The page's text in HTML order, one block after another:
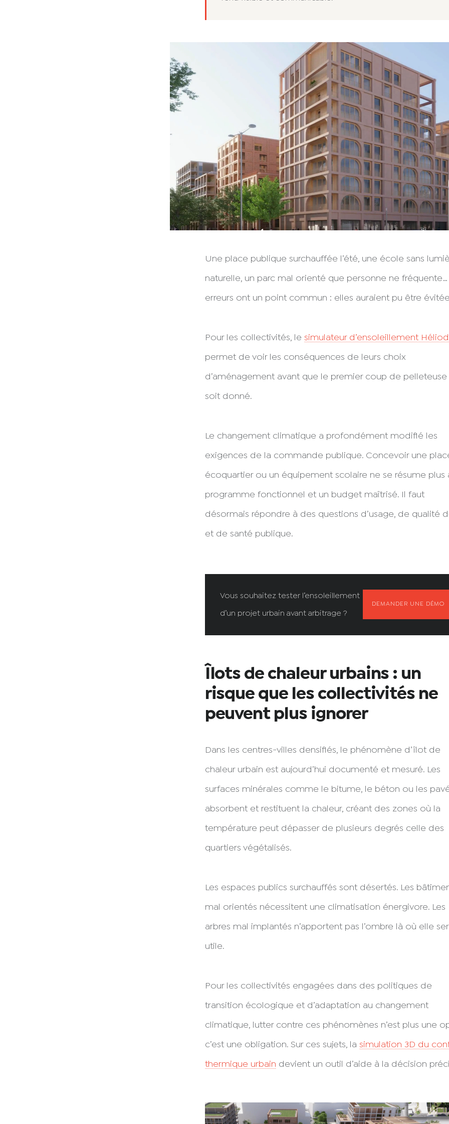
Une place publique surchauffée l’été, une école sans
naturelle, un parc mal orienté que personne ne fréquente…
erreurs ont un point commun : elles auraient pu être
Pour les collectivités, le simulateur d’ensoleillement
permet de voir les conséquences de leurs choix
d’aménagement avant que le premier coup de pelleteuse
soit donné.
Le changement climatique a profondément modifié les
exigences de la commande publique. Concevoir une
écoquartier ou un équipement scolaire ne se résume plus
programme fonctionnel et un budget maîtrisé. Il faut
désormais répondre à des questions d’usage, de qualité
et de santé publique.
Vous souhaitez tester l’ensoleillement
d’un projet urbain avant arbitrage ?
DEMANDER UNE DÉMO
Îlots de chaleur urbains : un
risque que les collectivités ne
peuvent plus ignorer
Dans les centres-villes densifiés, le phénomène d’îlot de
chaleur urbain est aujourd’hui documenté et mesuré. Les
surfaces minérales comme le bitume, le béton ou les
absorbent et restituent la chaleur, créant des zones où la
température peut dépasser de plusieurs degrés celle des
quartiers végétalisés.
Les espaces publics surchauffés sont désertés. Les
mal orientés nécessitent une climatisation énergivore. Les
arbres mal implantés n’apportent pas l’ombre là où elle
utile.
Pour les collectivités engagées dans des politiques de
transition écologique et d’adaptation au changement
climatique, lutter contre ces phénomènes n’est plus une
c’est une obligation. Sur ces sujets, la simulation 3D du
thermique urbain devient un outil d’aide à la décision